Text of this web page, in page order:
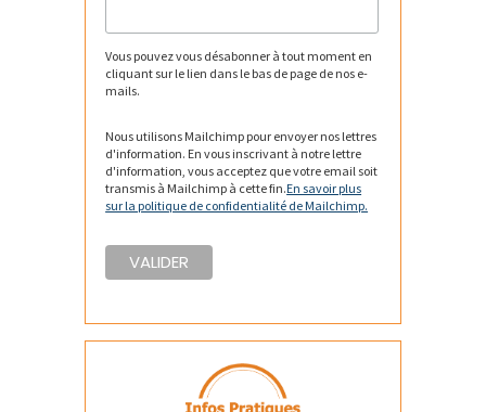
Vous pouvez vous désabonner à tout moment en
cliquant sur le lien dans le bas de page de nos e-
mails.
Nous utilisons Mailchimp pour envoyer nos lettres
d'information. En vous inscrivant à notre lettre
d'information, vous acceptez que votre email soit
transmis à Mailchimp à cette fin.En savoir plus
sur la politique de confidentialité de Mailchimp.